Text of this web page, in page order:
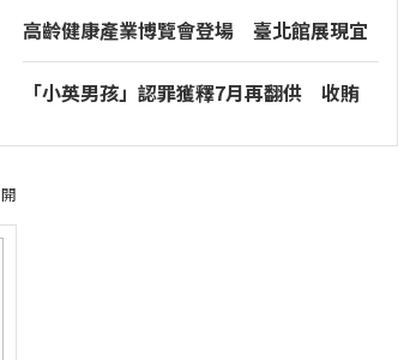
高齡健康產業博覽會登場 臺北館展現宜
「小英男孩」認罪獲釋7月再翻供 收賄
開